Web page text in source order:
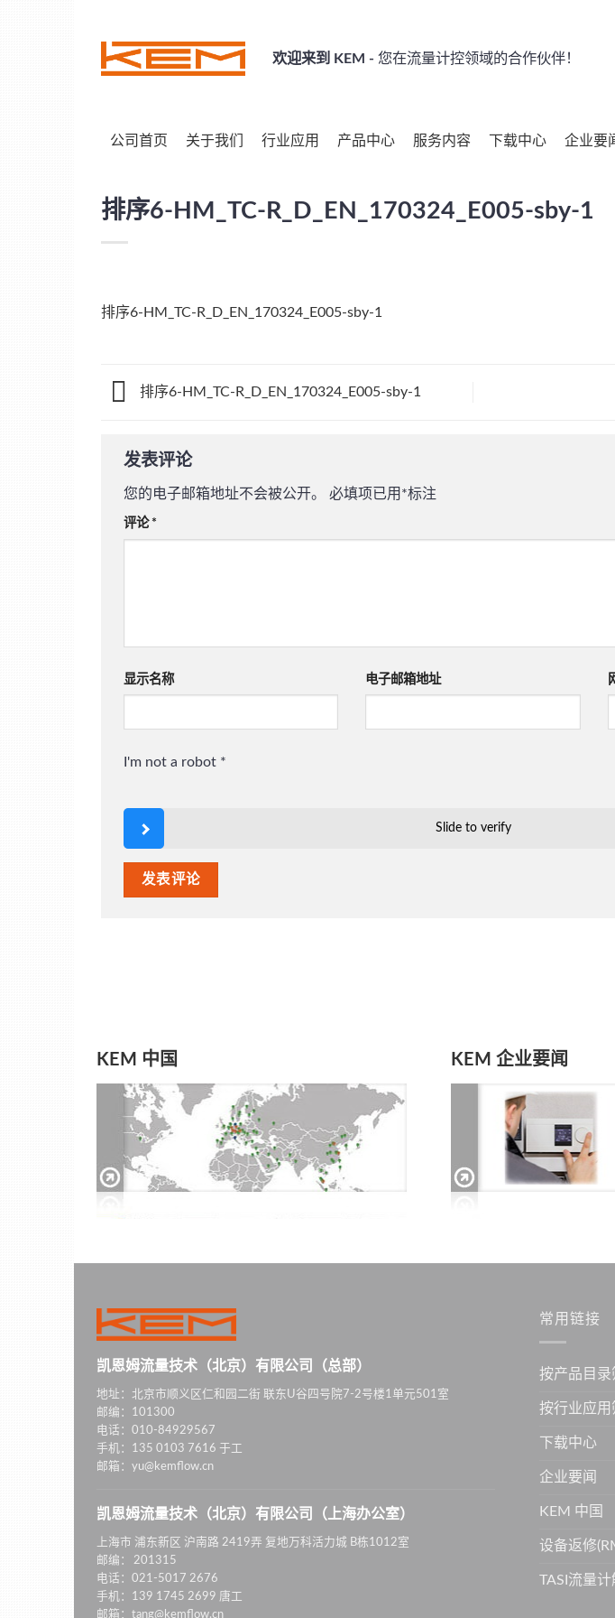
content
欢迎来到 KEM - 您在流量计控领域的合作伙伴！
公司首页 关于我们 行业应用 产品中心 服务内容 下载中心 企业要
排序6-HM_TC-R_D_EN_170324_E005-sby-1
排序6-HM_TC-R_D_EN_170324_E005-sby-1
排序6-HM_TC-R_D_EN_170324_E005-sby-1
发表评论
您的电子邮箱地址不会被公开。 必填项已用 *标注
评论 *
显示名称 电子邮箱地址
I'm not a robot *
Slide to verify
KEM 中国 KEM 企业要闻
凯恩姆流量技术（北京）有限公司（总部）
地址：北京市顺义区仁和园二街 联东U谷四号院7-2号楼1单元501室
邮编：101300
电话：010-84929567
手机：135 0103 7616 于工
邮箱：yu@kemflow.cn
凯恩姆流量技术（北京）有限公司（上海办公室）
上海市 浦东新区 沪南路 2419弄 复地万科活力城 B栋1012室
邮编： 201315
电话：021-5017 2676
手机：139 1745 2699 唐工
邮箱：tang@kemflow.cn
常用链接
按产品目录
按行业应用
下载中心
企业要闻
KEM 中国
设备返修
TASI流量